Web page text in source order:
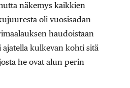
näkemys kaikkien
oli vuosisadan
haudoistaan
kulkevan kohti sitä
he ovat alun perin